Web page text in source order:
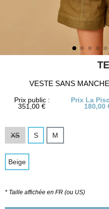
VESTE SANS
Prix public :
351,00 €
Prix La
180,00
XS S M
Beige
* Taille affichée en FR (ou US)